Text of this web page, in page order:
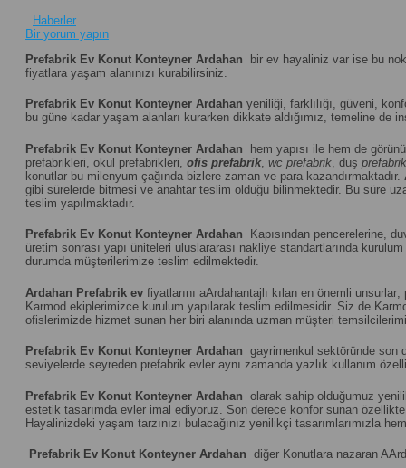
Haberler
Bir yorum yapın
Prefabrik Ev Konut Konteyner Ardahan bir ev hayaliniz var ise bu
fiyatlara yaşam alanınızı kurabilirsiniz.
Prefabrik Ev Konut Konteyner Ardahan yeniliği, farklılığı, güveni,
bu güne kadar yaşam alanları kurarken dikkate aldığımız, temeline
Prefabrik Ev Konut Konteyner Ardahan hem yapısı ile hem de
prefabrikleri, okul prefabrikleri, ofis prefabrik, wc prefabrik , duş prefabrik
konutlar bu milenyum çağında bizlere zaman ve para kazandırmaktadır.
gibi sürelerde bitmesi ve anahtar teslim olduğu bilinmektedir. Bu süre
teslim yapılmaktadır.
Prefabrik Ev Konut Konteyner Ardahan Kapısından pencerelerine,
üretim sonrası yapı üniteleri uluslararası nakliye standartlarında
durumda müşterilerimize teslim edilmektedir.
Ardahan Prefabrik ev fiyatlarını aArdahantajlı kılan en önemli
Karmod ekiplerimizce kurulum yapılarak teslim edilmesidir. Siz de
ofislerimizde hizmet sunan her biri alanında uzman müşteri
Prefabrik Ev Konut Konteyner Ardahan gayrimenkul sektöründe son
seviyelerde seyreden prefabrik evler aynı zamanda yazlık kullanım
Prefabrik Ev Konut Konteyner Ardahan olarak sahip olduğumuz
estetik tasarımda evler imal ediyoruz. Son derece konfor sunan
Hayalinizdeki yaşam tarzınızı bulacağınız yenilikçi tasarımlarımızla
Prefabrik Ev Konut Konteyner Ardahan diğer Konutlara nazaran